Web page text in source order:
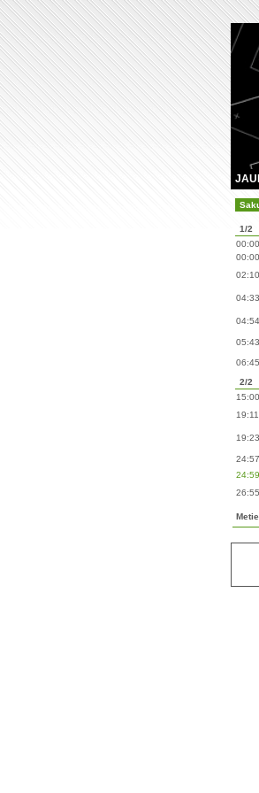
1/2
00:00
00:00
02:10
04:33
04:54
05:43
06:45
2/2
15:00
19:11
19:23
24:57
24:59
26:55